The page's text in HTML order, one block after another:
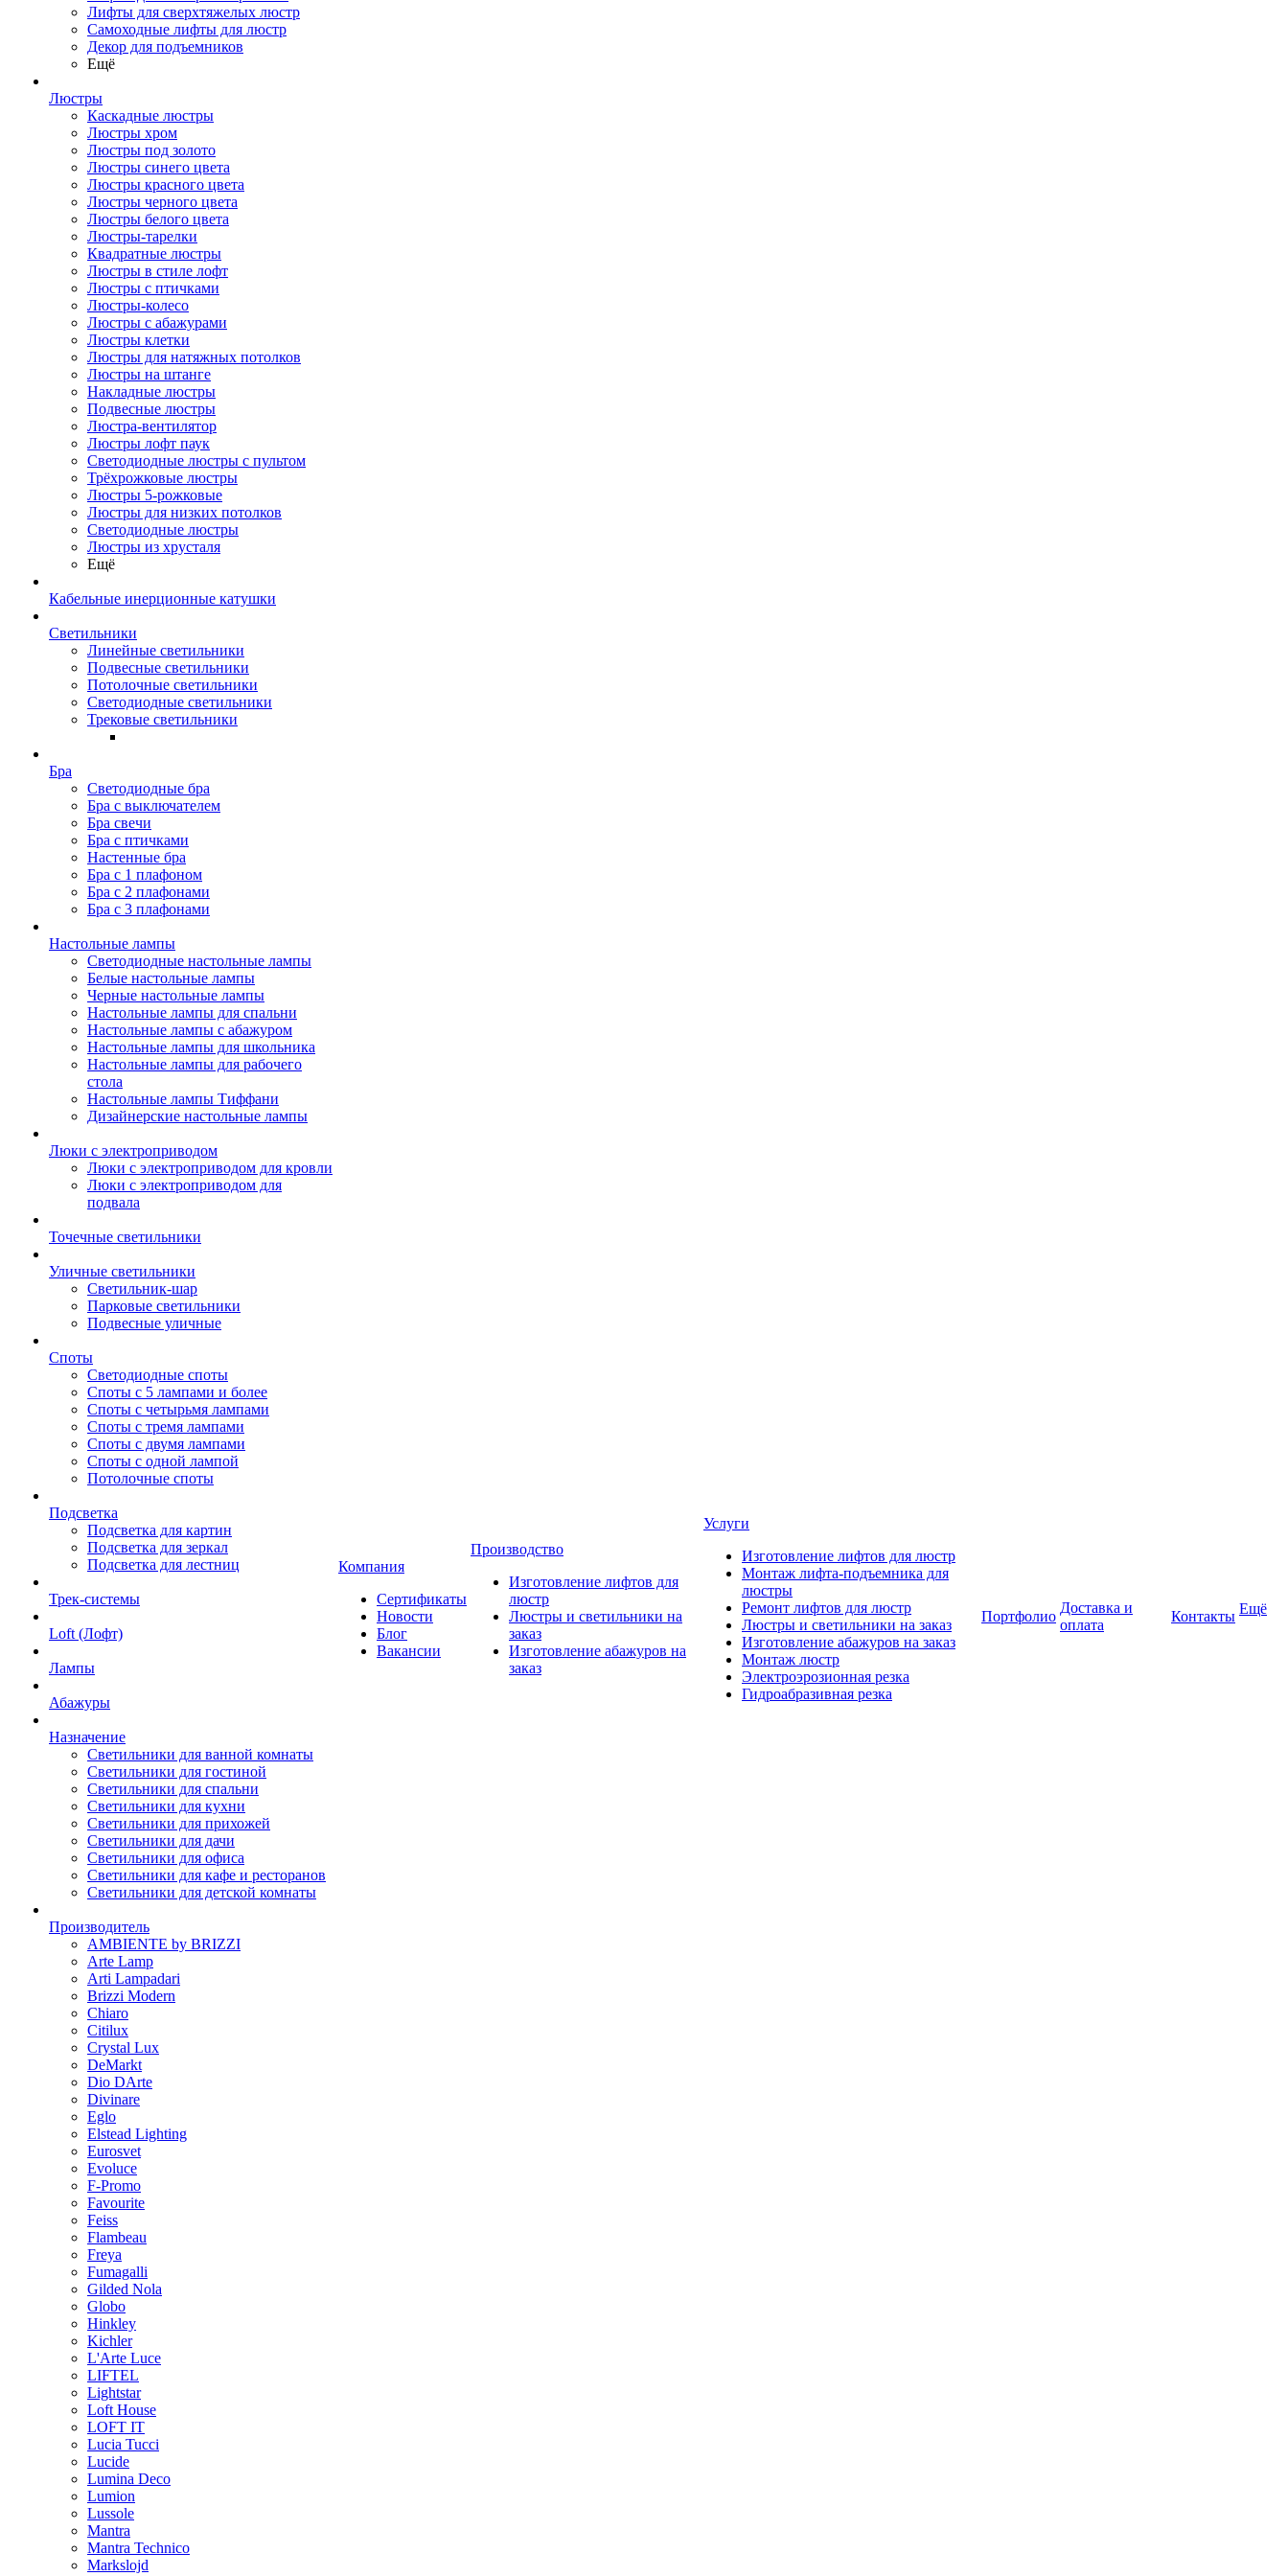
Лифты для сверхтяжелых люстр
Самоходные лифты для люстр
Декор для подъемников
Ещё
Люстры
Каскадные люстры
Люстры хром
Люстры под золото
Люстры синего цвета
Люстры красного цвета
Люстры черного цвета
Люстры белого цвета
Люстры-тарелки
Квадратные люстры
Люстры в стиле лофт
Люстры с птичками
Люстры-колесо
Люстры с абажурами
Люстры клетки
Люстры для натяжных потолков
Люстры на штанге
Накладные люстры
Подвесные люстры
Люстра-вентилятор
Люстры лофт паук
Светодиодные люстры с пультом
Трёхрожковые люстры
Люстры 5-рожковые
Люстры для низких потолков
Cветодиодные люстры
Люстры из хрусталя
Ещё
Кабельные инерционные катушки
Светильники
Линейные светильники
Подвесные светильники
Потолочные светильники
Светодиодные светильники
Трековые светильники
Бра
Светодиодные бра
Бра с выключателем
Бра свечи
Бра с птичками
Настенные бра
Бра с 1 плафоном
Бра с 2 плафонами
Бра с 3 плафонами
Настольные лампы
Светодиодные настольные лампы
Белые настольные лампы
Черные настольные лампы
Настольные лампы для спальни
Настольные лампы с абажуром
Настольные лампы для школьника
Настольные лампы для рабочего
стола
Настольные лампы Тиффани
Дизайнерские настольные лампы
Люки с электроприводом
Люки с электроприводом для кровли
Люки с электроприводом для
подвала
Точечные светильники
Уличные светильники
Светильник-шар
Парковые светильники
Подвесные уличные
Споты
Светодиодные споты
Споты с 5 лампами и более
Споты с четырьмя лампами
Споты с тремя лампами
Споты с двумя лампами
Споты с одной лампой
Потолочные споты
Подсветка
Подсветка для картин
Подсветка для зеркал
Подсветка для лестниц
Трек-системы
Loft (Лофт)
Лампы
Абажуры
Назначение
Светильники для ванной комнаты
Светильники для гостиной
Светильники для спальни
Светильники для кухни
Светильники для прихожей
Светильники для дачи
Светильники для офиса
Светильники для кафе и ресторанов
Светильники для детской комнаты
Производитель
AMBIENTE by BRIZZI
Arte Lamp
Arti Lampadari
Brizzi Modern
Chiaro
Citilux
Crystal Lux
DeMarkt
Dio DArte
Divinare
Eglo
Elstead Lighting
Eurosvet
Evoluce
F-Promo
Favourite
Feiss
Flambeau
Freya
Fumagalli
Gilded Nola
Globo
Hinkley
Kichler
L'Arte Luce
LIFTEL
Lightstar
Loft House
LOFT IT
Lucia Tucci
Lucide
Lumina Deco
Lumion
Lussole
Mantra
Mantra Technico
Markslojd
Компания
Сертификаты
Новости
Блог
Вакансии
Производство
Изготовление лифтов для
люстр
Люстры и светильники на
заказ
Изготовление абажуров на
заказ
Услуги
Изготовление лифтов для люстр
Монтаж лифта-подъемника для
люстры
Ремонт лифтов для люстр
Люстры и светильники на заказ
Изготовление абажуров на заказ
Монтаж люстр
Электроэрозионная резка
Гидроабразивная резка
Портфолио
Доставка и
оплата
Контакты Ещё